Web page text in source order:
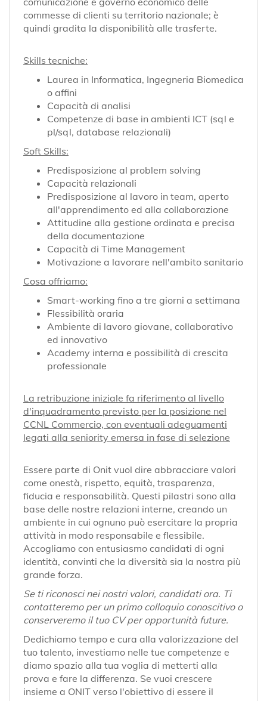
DE
ES
PT
commesse di clienti su territorio nazionale; è
quindi gradita la disponibilità alle trasferte.
Skills tecniche:
Laurea in Informatica, Ingegneria Biomedica
o affini
Capacità di analisi
Competenze di base in ambienti ICT (sql e
pl/sql, database relazionali)
Soft Skills:
Predisposizione al problem solving
Capacità relazionali
Predisposizione al lavoro in team, aperto
all'apprendimento ed alla collaborazione
Attitudine alla gestione ordinata e precisa
della documentazione
Capacità di Time Management
Motivazione a lavorare nell'ambito sanitario
Cosa offriamo:
Smart-working fino a tre giorni a settimana
Flessibilità oraria
Ambiente di lavoro giovane, collaborativo
ed innovativo
Academy interna e possibilità di crescita
professionale
La retribuzione iniziale fa riferimento al livello
d'inquadramento previsto per la posizione nel
CCNL Commercio, con eventuali adeguamenti
legati alla seniority emersa in fase di selezione
Essere parte di Onit vuol dire abbracciare valori
come onestà, rispetto, equità, trasparenza,
fiducia e responsabilità. Questi pilastri sono alla
base delle nostre relazioni interne, creando un
ambiente in cui ognuno può esercitare la propria
attività in modo responsabile e flessibile.
Accogliamo con entusiasmo candidati di ogni
identità, convinti che la diversità sia la nostra più
grande forza.
Se ti riconosci nei nostri valori, candidati ora. Ti
contatteremo per un primo colloquio conoscitivo o
conserveremo il tuo CV per opportunità future.
Dedichiamo tempo e cura alla valorizzazione del
tuo talento, investiamo nelle tue competenze e
diamo spazio alla tua voglia di metterti alla
prova e fare la differenza. Se vuoi crescere
insieme a ONIT verso l'obiettivo di essere il